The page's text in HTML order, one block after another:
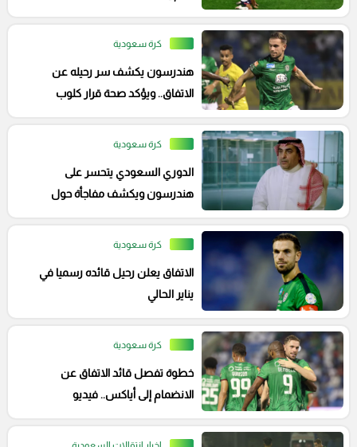
كرة سعودية
هندرسون يكشف سر رحيله عن
الاتفاق.. ويؤكد صحة قرار كلوب
كرة سعودية
الدوري السعودي يتحسر على
هندرسون ويكشف مفاجأة حول
كرة سعودية
الاتفاق يعلن رحيل قائده رسميا في
يناير الحالي
كرة سعودية
خطوة تفصل قائد الاتفاق عن
الانضمام إلى أياكس.. فيديو